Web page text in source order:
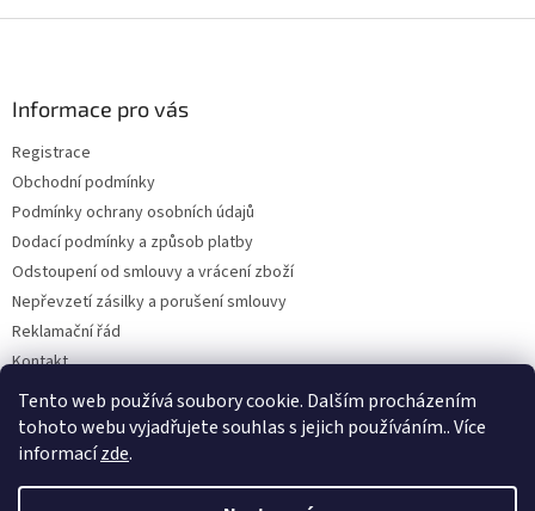
Tento web používá soubory cookie. Dalším procházením
tohoto webu vyjadřujete souhlas s jejich používáním.. Více
informacízde.
Informace pro vás
Registrace
Obchodní podmínky
Podmínky ochrany osobních údajů
Dodací podmínky a způsob platby
Odstoupení od smlouvy a vrácení zboží
Nepřevzetí zásilky a porušení smlouvy
Reklamační řád
Kontakt
Napište nám